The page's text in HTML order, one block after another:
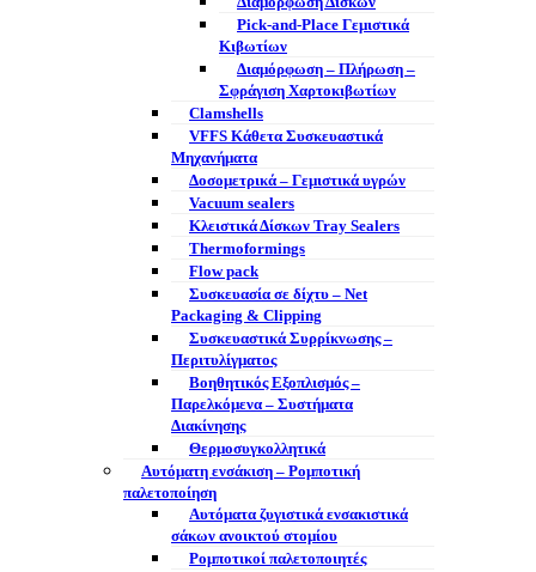
Pick-and-Place Γεμιστικά
Κιβωτίων
Διαμόρφωση – Πλήρωση –
Σφράγιση Χαρτοκιβωτίων
Clamshells
VFFS Κάθετα Συσκευαστικά
Μηχανήματα
Δοσομετρικά – Γεμιστικά υγρών
Vacuum sealers
Κλειστικά Δίσκων Tray Sealers
Thermoformings
Flow pack
Συσκευασία σε δίχτυ – Net
Packaging & Clipping
Συσκευαστικά Συρρίκνωσης –
Περιτυλίγματος
Βοηθητικός Εξοπλισμός –
Παρελκόμενα – Συστήματα
Διακίνησης
Θερμοσυγκολλητικά
Αυτόματη ενσάκιση – Ρομποτική
παλετοποίηση
Αυτόματα ζυγιστικά ενσακιστικά
σάκων ανοικτού στομίου
Ρομποτικοί παλετοποιητές